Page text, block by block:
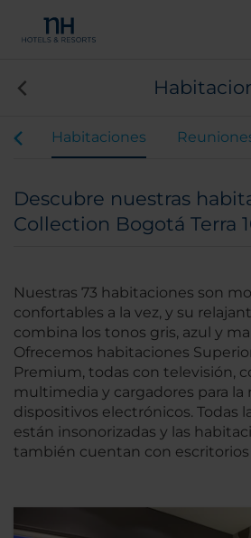
Habitaciones
Descubre nuestras
Collection Bogotá Terra
Nuestras 73 habitaciones son
confortables a la vez, y su
combina los tonos gris, azul y
Ofrecemos habitaciones
Premium, todas con televisión,
multimedia y cargadores para la
dispositivos electrónicos. Todas
están insonorizadas y las
también cuentan con escritorios